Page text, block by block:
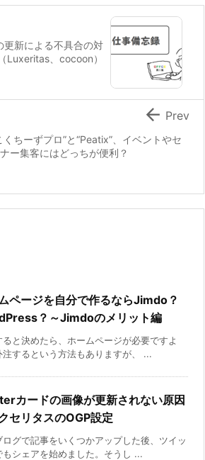
新による不具合の対
Luxeritas、cocoon）
くちーずプロ”と“Peatix”、イベントやセ
ー集客にはどっちが便利？
 Prev
ページを自分で作るならJimdo？
？～Jimdoのメリット編
ると決めたら、ホームページが必要ですよ
注するという方法もありますが、 ...
カードの画像が更新されない原因
セリタスのOGP設定
ログで記事をいくつかアップした後、ツイッ
もシェアを始めました。そうし ...